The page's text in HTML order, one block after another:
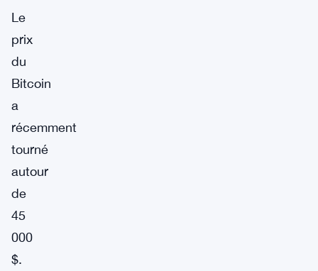
Le
prix
du
Bitcoin
a
récemment
tourné
autour
de
45
000
$.